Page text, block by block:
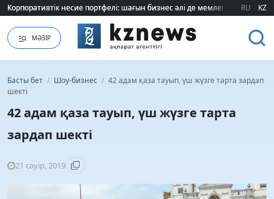
Корпоративтік несие портфелі: шағын бизнес әлі де мемлекеттік
Корпоративтік несие портфелі: шағын бизнес әлі де мемлекеттікRU KZ
МӘЗІР
Басты бет / Шоу-бизнес / 42 адам қаза тауып, үш жүзге тарта зардап
шекті
42 адам қаза тауып, үш жүзге тарта
зардап шекті
21 сәуір, 2019